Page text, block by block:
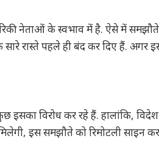
नेताओं के स्वभाव में है. ऐसे में
रास्ते पहले ही बंद कर दिए हैं. अगर
विरोध कर रहे हैं. हालांकि, विदेश
इस समझौते को रिमोटली साइन कर